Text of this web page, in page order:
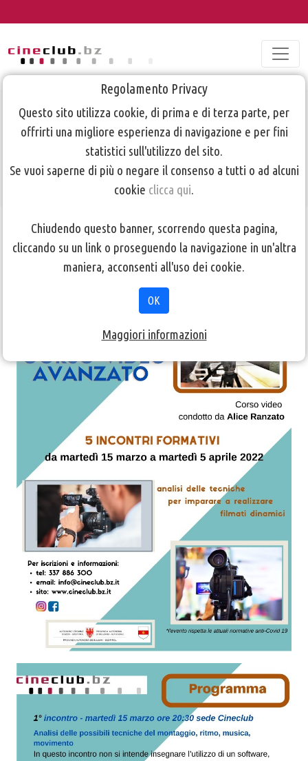
Regolamento Privacy
Questo sito utilizza cookie, di prima e di terza parte, per
offrirti una migliore esperienza di navigazione e per fini
statistici sull'utilizzo del sito.
Se vuoi saperne di più o negare il consenso a tutti o ad alcuni
cookie clicca qui.
Chiudendo questo banner, scorrendo questa pagina,
cliccando su un link o proseguendo la navigazione in un'altra
maniera, acconsenti all'uso dei cookie.
OK
Maggiori informazioni
Corso Video
Avanzato